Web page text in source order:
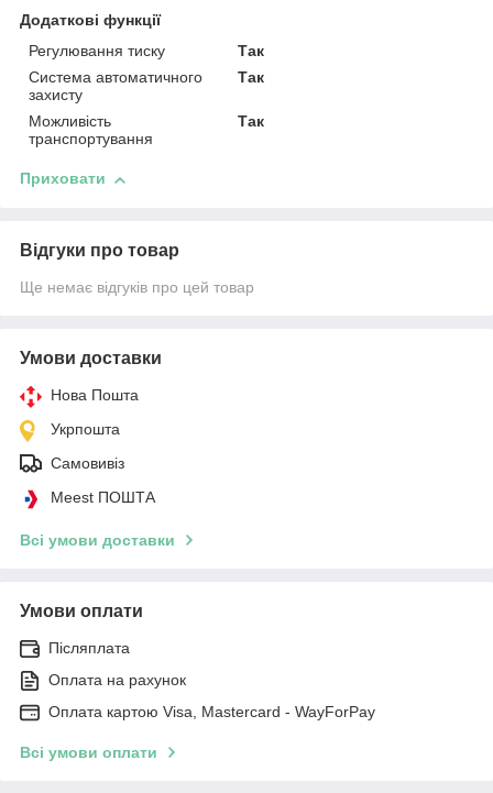
Додаткові функції
Регулювання тиску
Так
Система автоматичного
захисту
Так
Можливість
транспортування
Так
Приховати
Відгуки про товар
Ще немає відгуків про цей товар
Умови доставки
Нова Пошта
Укрпошта
Самовивіз
Meest ПОШТА
Всі умови доставки
Умови оплати
Післяплата
Оплата на рахунок
Оплата картою Visa, Mastercard - WayForPay
Всі умови оплати